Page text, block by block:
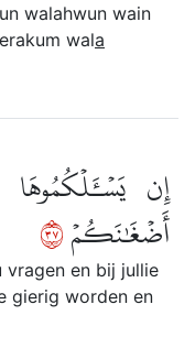
walahwun wain
wala
إِن
أَضۡغَٰنَكُمۡ٧٣
en bij jullie
gierig worden en